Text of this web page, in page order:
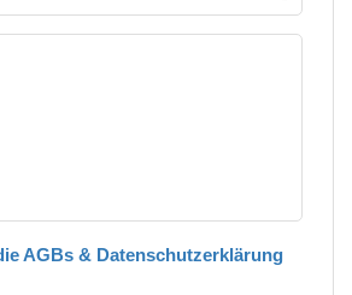
AGBs & Datenschutzerklärung